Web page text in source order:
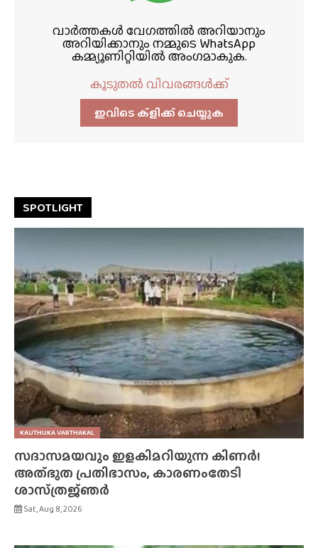
വാർത്തകൾ വേഗത്തിൽ അറിയാനും
അറിയിക്കാനും നമ്മുടെ WhatsApp
കമ്മ്യൂണിറ്റിയിൽ അംഗമാകുക.
കൂടുതൽ വിവരങ്ങൾക്ക്
ഇവിടെ ക്ളിക്ക്‌ ചെയ്യുക
SPOTLIGHT
KAUTHUKA VARTHAKAL
സദാസമയവും ഇളകിമറിയുന്ന കിണർ!
അത്‌ഭുത പ്രതിഭാസം, കാരണംതേടി
ശാസ്‌ത്രജ്‌ഞർ
Sat, Aug 8, 2026